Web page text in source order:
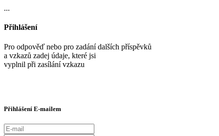
...
Přihlášení
Pro odpověď nebo pro zadání dalších příspěvků
a vzkazů zadej údaje, které jsi
vyplnil při zasílání vzkazu
Přihlášení E-mailem